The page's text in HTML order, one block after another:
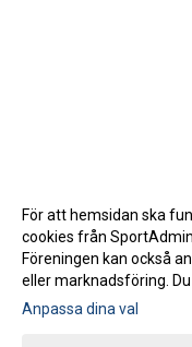
Gå till
För att hemsidan ska
cookies från
Föreningen kan också
eller marknadsföring.
Anpassa dina val